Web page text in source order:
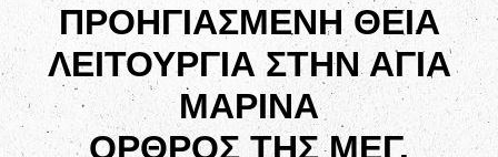
ΠΡΟΗΓΙΑΣΜΕΝΗ ΘΕΙΑ
ΛΕΙΤΟΥΡΓΙΑ ΣΤΗΝ ΑΓΙΑ
ΜΑΡΙΝΑ
ΟΡΘΡΟΣ ΤΗΣ ΜΕΓ.